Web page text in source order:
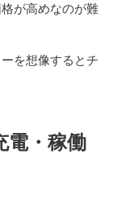
が高めなのが難
を想像するとチ
電・稼働